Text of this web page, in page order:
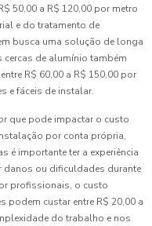
50,00 a R$ 120,00 por metro
e do tratamento de
busca uma solução de longa
cercas de alumínio também
R$ 60,00 a R$ 150,00 por
e fáceis de instalar.
que pode impactar o custo
por conta própria,
é importante ter a experiência
danos ou dificuldades durante
profissionais, o custo
podem custar entre R$ 20,00 a
do trabalho e nos